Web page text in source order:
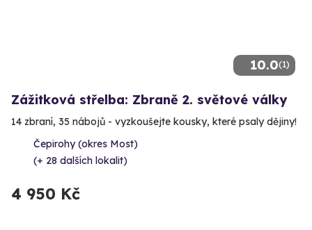
10.0(1)
Zážitková střelba: Zbraně 2. světové války
14 zbraní, 35 nábojů - vyzkoušejte kousky, které psaly dějiny!
Čepirohy (okres Most)
(+ 28 dalších lokalit)
4 950 Kč